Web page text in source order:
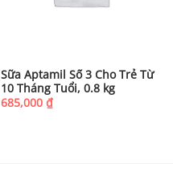
Sữa Aptamil Số 3 Cho Trẻ Từ
10 Tháng Tuổi, 0.8 kg
685,000 ₫